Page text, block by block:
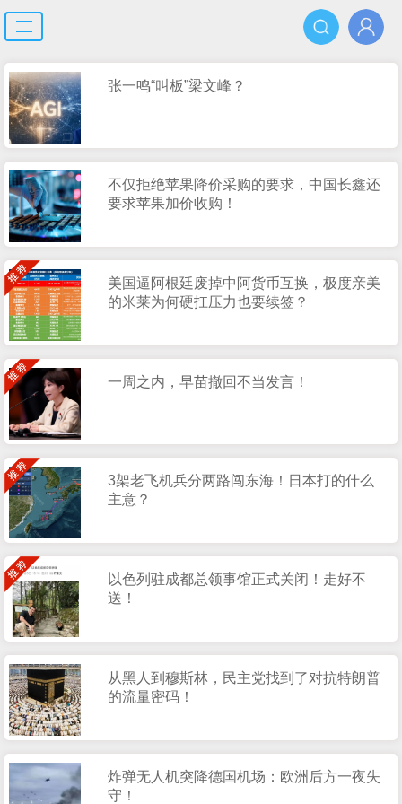
张一鸣“叫板”梁文峰？
不仅拒绝苹果降价采购的要求，中国长鑫还
要求苹果加价收购！
美国逼阿根廷废掉中阿货币互换，极度亲美
的米莱为何硬扛压力也要续签？
一周之内，早苗撤回不当发言！
3架老飞机兵分两路闯东海！日本打的什么
主意？
以色列驻成都总领事馆正式关闭！走好不
送！
从黑人到穆斯林，民主党找到了对抗特朗普
的流量密码！
炸弹无人机突降德国机场：欧洲后方一夜失
守！